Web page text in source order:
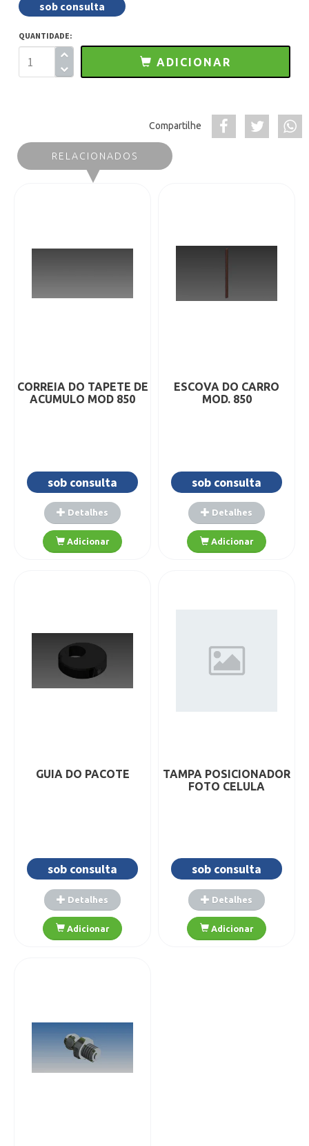
sob consulta
QUANTIDADE:
ADICIONAR
Compartilhe
RELACIONADOS
CORREIA DO TAPETE DE
ACUMULO MOD 850
sob consulta
Detalhes
ESCOVA DO CARRO
MOD. 850
sob consulta
Adicionar
GUIA DO PACOTE
sob consulta
Detalhes
TAMPA POSICIONADOR
FOTO CELULA
sob consulta